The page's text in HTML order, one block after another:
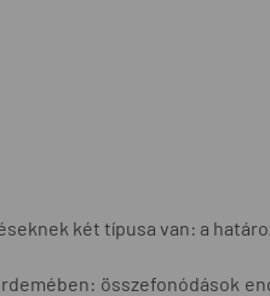
két típusa van: a
összefonódások